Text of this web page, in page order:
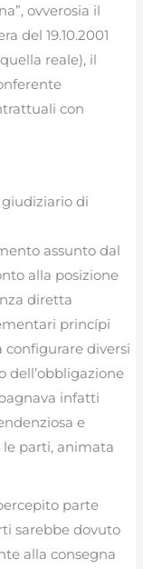
ovverosia il
del 19.10.2001
reale), il
con
di
assunto dal
alla posizione
diretta
princípi
diversi
dell’obbligazione
infatti
e
parti, animata
parte
sarebbe dovuto
alla consegna